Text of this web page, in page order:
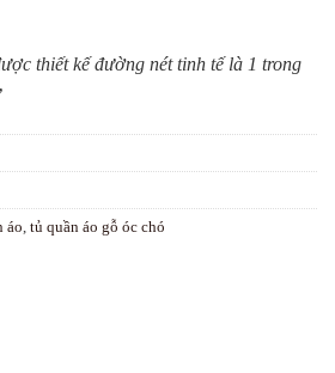
thiết kế đường nét tinh tế là 1 trong
áo tủ quần áo gỗ óc chó